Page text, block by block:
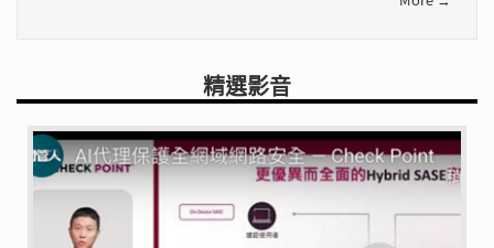
精選影音